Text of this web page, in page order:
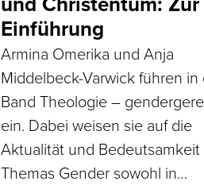
Einführung
Armina Omerika und Anja
Middelbeck-Varwick führen in
Band Theologie –
ein. Dabei weisen sie auf die
Aktualität und Bedeutsamkeit
Themas Gender sowohl in…